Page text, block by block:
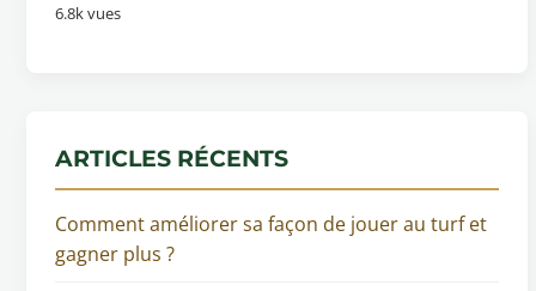
6.8k vues
ARTICLES RÉCENTS
Comment améliorer sa façon de jouer au turf et
gagner plus ?